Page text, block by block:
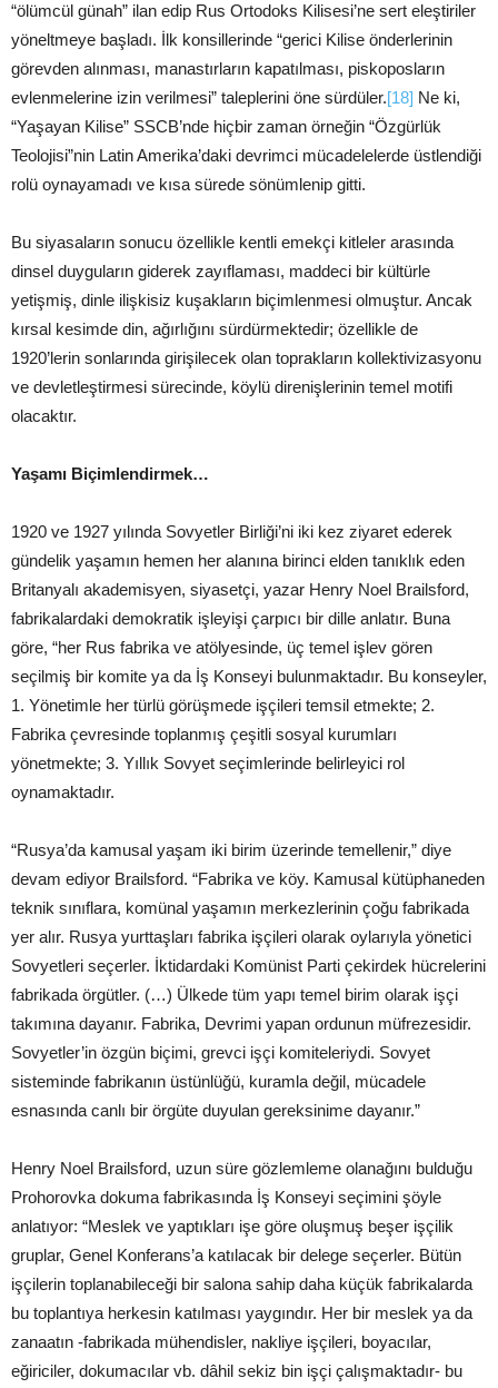
“ölümcül günah” ilan edip Rus Ortodoks Kilisesi’ne sert eleştiriler
yöneltmeye başladı. İlk konsillerinde “gerici Kilise önderlerinin
görevden alınması, manastırların kapatılması, piskoposların
evlenmelerine izin verilmesi” taleplerini öne sürdüler.[18] Ne ki,
“Yaşayan Kilise” SSCB’nde hiçbir zaman örneğin “Özgürlük
Teolojisi”nin Latin Amerika’daki devrimci mücadelelerde üstlendiği
rolü oynayamadı ve kısa sürede sönümlenip gitti.
Bu siyasaların sonucu özellikle kentli emekçi kitleler arasında
dinsel duyguların giderek zayıflaması, maddeci bir kültürle
yetişmiş, dinle ilişkisiz kuşakların biçimlenmesi olmuştur. Ancak
kırsal kesimde din, ağırlığını sürdürmektedir; özellikle de
1920’lerin sonlarında girişilecek olan toprakların kollektivizasyonu
ve devletleştirmesi sürecinde, köylü direnişlerinin temel motifi
olacaktır.
Yaşamı Biçimlendirmek…
1920 ve 1927 yılında Sovyetler Birliği’ni iki kez ziyaret ederek
gündelik yaşamın hemen her alanına birinci elden tanıklık eden
Britanyalı akademisyen, siyasetçi, yazar Henry Noel Brailsford,
fabrikalardaki demokratik işleyişi çarpıcı bir dille anlatır. Buna
göre, “her Rus fabrika ve atölyesinde, üç temel işlev gören
seçilmiş bir komite ya da İş Konseyi bulunmaktadır. Bu konseyler,
1. Yönetimle her türlü görüşmede işçileri temsil etmekte; 2.
Fabrika çevresinde toplanmış çeşitli sosyal kurumları
yönetmekte; 3. Yıllık Sovyet seçimlerinde belirleyici rol
oynamaktadır.
“Rusya’da kamusal yaşam iki birim üzerinde temellenir,” diye
devam ediyor Brailsford. “Fabrika ve köy. Kamusal kütüphaneden
teknik sınıflara, komünal yaşamın merkezlerinin çoğu fabrikada
yer alır. Rusya yurttaşları fabrika işçileri olarak oylarıyla yönetici
Sovyetleri seçerler. İktidardaki Komünist Parti çekirdek hücrelerini
fabrikada örgütler. (…) Ülkede tüm yapı temel birim olarak işçi
takımına dayanır. Fabrika, Devrimi yapan ordunun müfrezesidir.
Sovyetler’in özgün biçimi, grevci işçi komiteleriydi. Sovyet
sisteminde fabrikanın üstünlüğü, kuramla değil, mücadele
esnasında canlı bir örgüte duyulan gereksinime dayanır.”
Henry Noel Brailsford, uzun süre gözlemleme olanağını bulduğu
Prohorovka dokuma fabrikasında İş Konseyi seçimini şöyle
anlatıyor: “Meslek ve yaptıkları işe göre oluşmuş beşer işçilik
gruplar, Genel Konferans’a katılacak bir delege seçerler. Bütün
işçilerin toplanabileceği bir salona sahip daha küçük fabrikalarda
bu toplantıya herkesin katılması yaygındır. Her bir meslek ya da
zanaatın -fabrikada mühendisler, nakliye işçileri, boyacılar,
eğiriciler, dokumacılar vb. dâhil sekiz bin işçi çalışmaktadır- bu